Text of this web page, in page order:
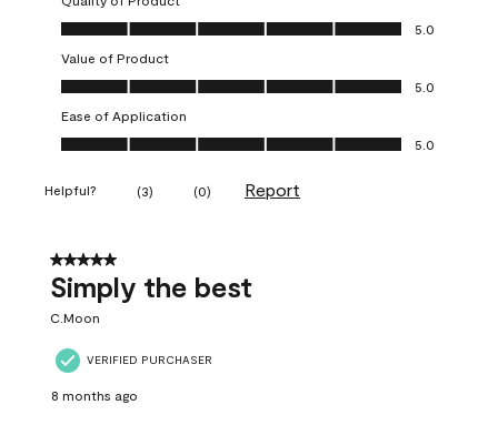
Quality of Product, 5.0 out of 5
5.0
Value of Product
Value of Product, 5.0 out of 5
5.0
Ease of Application
Ease of Application, 5.0 out of 5
5.0
Helpful? (3) (0) Report
5 out of 5 stars.
Simply the best
C.Moon
VERIFIED PURCHASER
8 months ago